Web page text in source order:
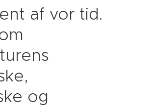
af vor tid.
og